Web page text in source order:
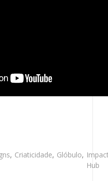
, Criaticidade, Glóbulo,
Hub